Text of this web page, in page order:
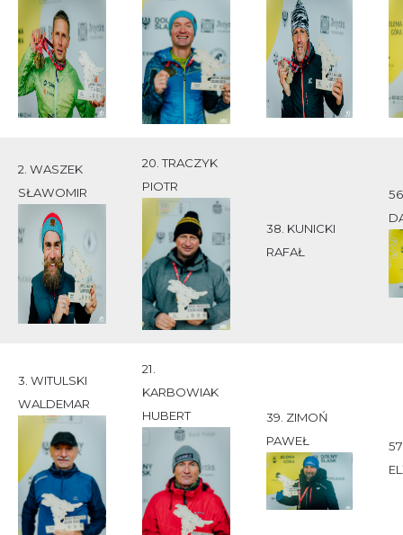
2. WASZEK
SŁAWOMIR
20. TRACZYK
PIOTR
38. KUNICKI
RAFAŁ
3. WITULSKI
WALDEMAR
21.
KARBOWIAK
HUBERT
39. ZIMOŃ
PAWEŁ